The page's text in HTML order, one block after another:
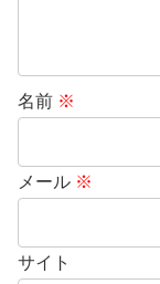
名前 ※
メール ※
サイト